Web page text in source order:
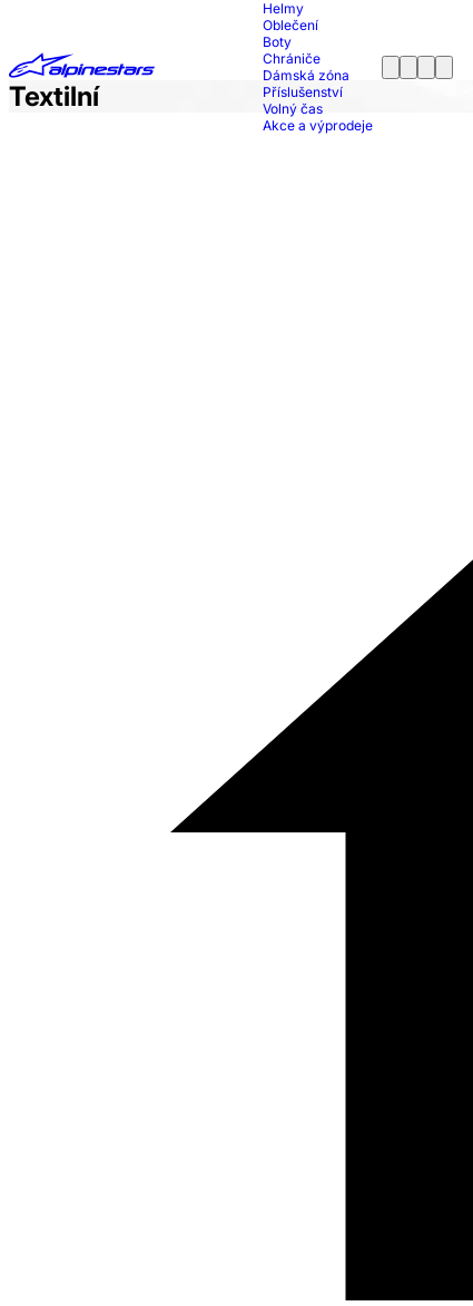
Helmy
Oblečení
Boty
Chrániče
Dámská zóna
Příslušenství
Volný čas
Akce a výprodeje
Textilní